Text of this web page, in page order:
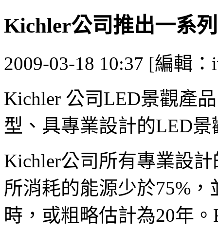
Kichler公司推出一系
2009-03-18 10:37 [編輯：
Kichler 公司LED景觀產
型、具專業設計的LED
Kichler公司所有專業設
所消耗的能源少於75%
時，或粗略估計為20年